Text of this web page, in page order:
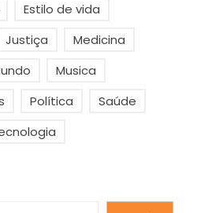
Estilo de vida
Justiça
Medicina
Musica
Política
Saúde